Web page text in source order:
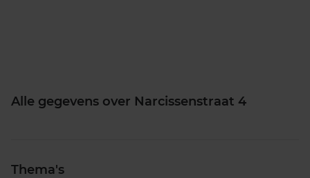
Alle gegevens over Narcissenstraat 4
Thema's